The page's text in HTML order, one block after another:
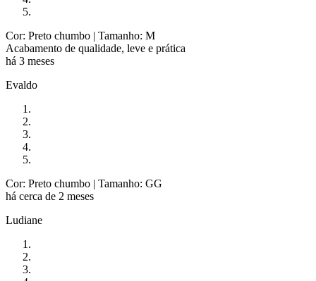
Cor: Preto chumbo | Tamanho: M
Acabamento de qualidade, leve e prática
há 3 meses
Evaldo
Cor: Preto chumbo | Tamanho: GG
há cerca de 2 meses
Ludiane